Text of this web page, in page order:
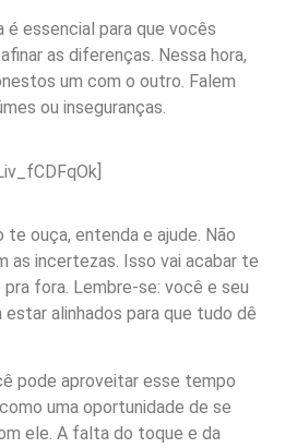
é essencial para que vocês
as diferenças. Nessa hora,
um com o outro. Falem
ou inseguranças.
te ouça, entenda e ajude. Não
as incertezas. Isso vai acabar te
fora. Lembre-se: você e seu
alinhados para que tudo dê
pode aproveitar esse tempo
uma oportunidade de se
ele. A falta do toque e da